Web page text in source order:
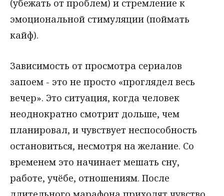
(убежать от проблем) и стремление к
эмоциональной стимуляции (поймать
кайф).
Зависимость от просмотра сериалов
запоем - это не просто «проглядел весь
вечер». Это ситуация, когда человек
неоднократно смотрит дольше, чем
планировал, и чувствует неспособность
остановиться, несмотря на желание. Со
временем это начинает мешать сну,
работе, учёбе, отношениям. После